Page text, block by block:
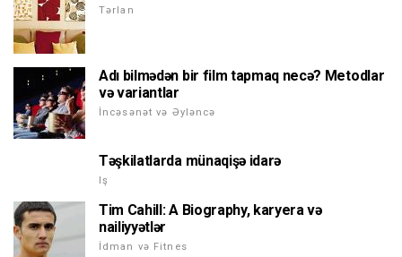
Tərlan
Adı bilmədən bir film tapmaq necə? Metodlar
və variantlar
İncəsənət və Əyləncə
Təşkilatlarda münaqişə idarə
Iş
Tim Cahill: A Biography, karyera və
nailiyyətlər
İdman və Fitnes